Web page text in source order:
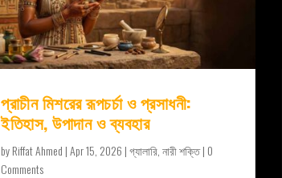
প্রাচীন মিশরের রূপচর্চা ও প্রসাধনী:
ইতিহাস, উপাদান ও ব্যবহার
byRiffat Ahmed |Apr 15, 2026 |গ্যালারি ,নারী শক্তি| 0
Comments